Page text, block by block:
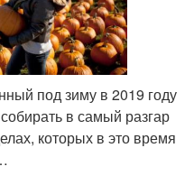
под зиму в 2019 году
в самый разгар
которых в это время